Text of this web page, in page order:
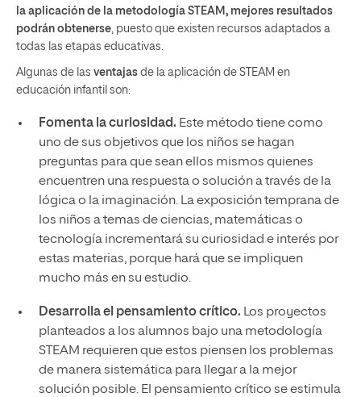
la aplicación de la metodología STEAM, mejores resultados
podrán obtenerse , puesto que existen recursos adaptados a
todas las etapas educativas.
Algunas de las ventajas de la aplicación de STEAM en
educación infantil son:
Fomenta la curiosidad. Este método tiene como
uno de sus objetivos que los niños se hagan
preguntas para que sean ellos mismos quienes
encuentren una respuesta o solución a través de la
lógica o la imaginación. La exposición temprana de
los niños a temas de ciencias, matemáticas o
tecnología incrementará su curiosidad e interés por
estas materias, porque hará que se impliquen
mucho más en su estudio.
Desarrolla el pensamiento crítico. Los proyectos
planteados a los alumnos bajo una metodología
STEAM requieren que estos piensen los problemas
de manera sistemática para llegar a la mejor
solución posible. El pensamiento crítico se estimula